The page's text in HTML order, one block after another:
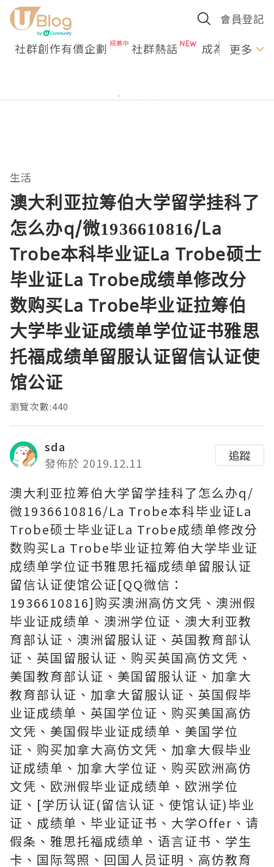
會員登記
社群創作有價企劃 社群熱話 成為U更多
生活
澳大利亚拉筹伯大学留学挂科了
怎么办q/微1936610816/La
Trobe本科毕业证La Trobe硕士
毕业证La Trobe成绩单修改分
数购买La Trobe毕业证拉筹伯
大学毕业证成绩单学位证书雅思
托福成绩单留服认证留信认证使
馆公证
瀏覽次數:440
sda
發佈於 2019.12.11
追蹤
澳大利亚拉筹伯大学留学挂科了怎么办q/
微1936610816/La Trobe本科毕业证La
Trobe硕士毕业证La Trobe成绩单修改分
数购买La Trobe毕业证拉筹伯大学毕业证
成绩单学位证书雅思托福成绩单留服认证
留信认证使馆公证[QQ微信：
1936610816]购买澳洲高仿文凭、澳洲假
毕业证成绩单、澳洲学位证、澳大利亚教
育部认证、澳洲留服认证、英国教育部认
证、英国留服认证、购买英国高仿文凭、
美国教育部认证、美国留服认证、加拿大
教育部认证、加拿大留服认证、英国假毕
业证成绩单、英国学位证、购买美国高仿
文凭、美国假毕业证成绩单、美国学位
证、购买加拿大高仿文凭、加拿大假毕业
证成绩单、加拿大学位证、购买欧洲高仿
文凭、欧洲假毕业证成绩单、欧洲学位
证、[学历认证(留信认证、使馆认证)毕业
证、成绩单、毕业证证书、大学Offer、请
假条、雅思托福成绩单、语言证书、学生
卡、国际驾照、回国人员证明、高仿教育